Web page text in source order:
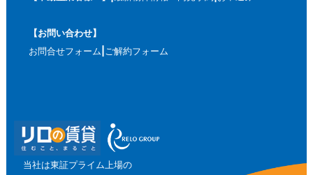
【お問い合わせ】
お問合せフォーム ご解約フォーム
当社は東証プライム上場の